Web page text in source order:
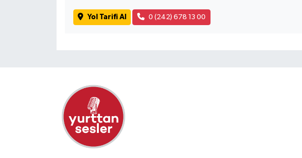
Yol Tarifi Al 0 (242) 678 13 00